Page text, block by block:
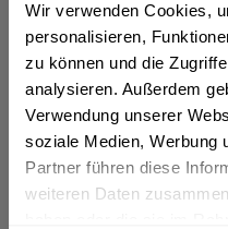
Wir verwenden Cookies,
personalisieren,
zu können und die
analysieren. Außerdem
Verwendung unserer
soziale Medien, Werbung
Partner führen diese
weiteren Daten
Artikel-Nr.:
Verfügbar in:
Berlin,München,Frankfurt
Bielefeld,Wiesbaden,Mainz,
Minden , Detmold Celle ,
Unna,Bad Salzuflen
Beschreibung